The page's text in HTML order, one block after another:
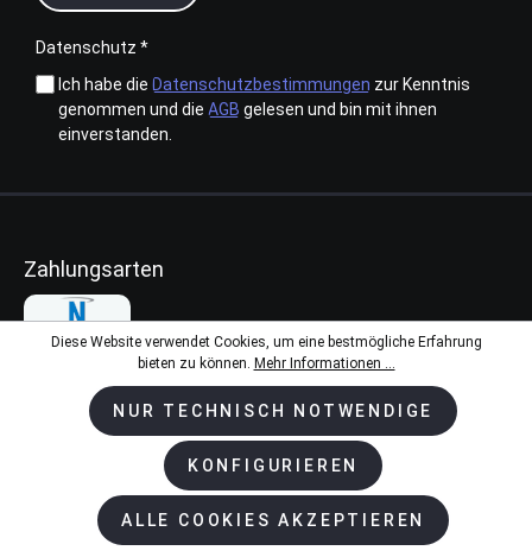
Datenschutz *
Ich habe die Datenschutzbestimmungen zur Kenntnis
genommen und die AGB gelesen und bin mit ihnen
einverstanden.
Zahlungsarten
Kundenservice & Beratung
+ 49 2594 - 50 99 99-0
Mo-Do 08:00 - 17:00 Uhr
Fr 08:00 - 14:30 Uhr
Diese Website verwendet Cookies, um eine bestmögliche Erfahrung
bieten zu können. Mehr Informationen ...
NUR TECHNISCH NOTWENDIGE
KONFIGURIEREN
ALLE COOKIES AKZEPTIEREN